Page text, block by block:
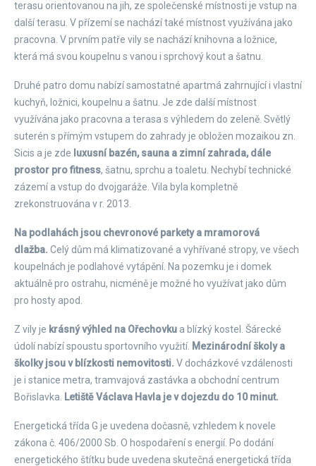
terasu orientovanou na jih, ze společenské místnosti je vstup na
další terasu. V přízemí se nachází také místnost využívána jako
pracovna. V prvním patře vily se nachází knihovna a ložnice,
která má svou koupelnu s vanou i sprchový kout a šatnu.
Druhé patro domu nabízí samostatné apartmá zahrnující i vlastní
kuchyň, ložnici, koupelnu a šatnu. Je zde další místnost
využívána jako pracovna a terasa s výhledem do zeleně. Světlý
suterén s přímým vstupem do zahrady je obložen mozaikou zn.
Sicis a je zde luxusní bazén, sauna a zimní zahrada, dále
prostor pro fitness, šatnu, sprchu a toaletu. Nechybí technické
zázemí a vstup do dvojgaráže. Vila byla kompletně
zrekonstruována v r. 2013.
Na podlahách jsou chevronové parkety a mramorová
dlažba. Celý dům má klimatizované a vyhřívané stropy, ve všech
koupelnách je podlahové vytápění. Na pozemku je i domek
aktuálně pro ostrahu, nicméně je možné ho využívat jako dům
pro hosty apod.
Z vily je krásný výhled na Ořechovku a blízký kostel. Šárecké
údolí nabízí spoustu sportovního využití. Mezinárodní školy a
školky jsou v blízkosti nemovitosti. V docházkové vzdálenosti
je i stanice metra, tramvajová zastávka a obchodní centrum
Bořislavka.
Letiště Václava Havla je v dojezdu do 10 minut.
Energetická třída G je uvedena dočasně, vzhledem k novele
zákona č. 406/2000 Sb. O hospodaření s energií. Po dodání
energetického štítku bude uvedena skutečná energetická třída